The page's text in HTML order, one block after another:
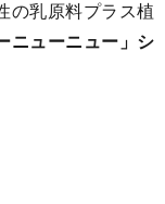
の乳原料プラス植
ニューニュー」シ